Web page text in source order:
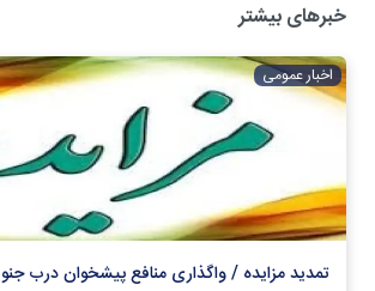
خبرهای بیشتر
اخبار عمومی
تمدید مزایده / واگذاری منافع پیشخوان درب